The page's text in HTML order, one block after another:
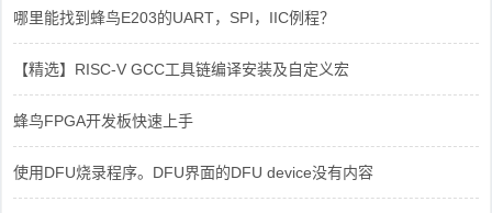
哪里能找到蜂鸟E203的UART，SPI，IIC例程？
【精选】RISC-V GCC工具链编译安装及自定义宏
蜂鸟FPGA开发板快速上手
使用DFU烧录程序。DFU界面的DFU device没有内容